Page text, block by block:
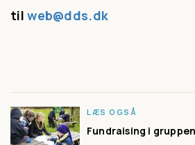
tilweb@dds.dk
LÆS OGSÅ
Fundraising i gruppen